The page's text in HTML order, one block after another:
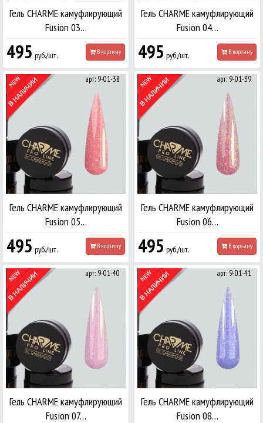
Гель CHARME камуфлирующий
Fusion 03…
495 руб./шт. В корзину
Гель CHARME камуфлирующий
Fusion 04…
495 руб./шт. В корзину
арт: 9-01-38
Гель CHARME камуфлирующий
Fusion 05…
495 руб./шт. В корзину
арт: 9-01-39
Гель CHARME камуфлирующий
Fusion 06…
495 руб./шт. В корзину
арт: 9-01-40
Гель CHARME камуфлирующий
Fusion 07…
арт: 9-01-41
Гель CHARME камуфлирующий
Fusion 08…